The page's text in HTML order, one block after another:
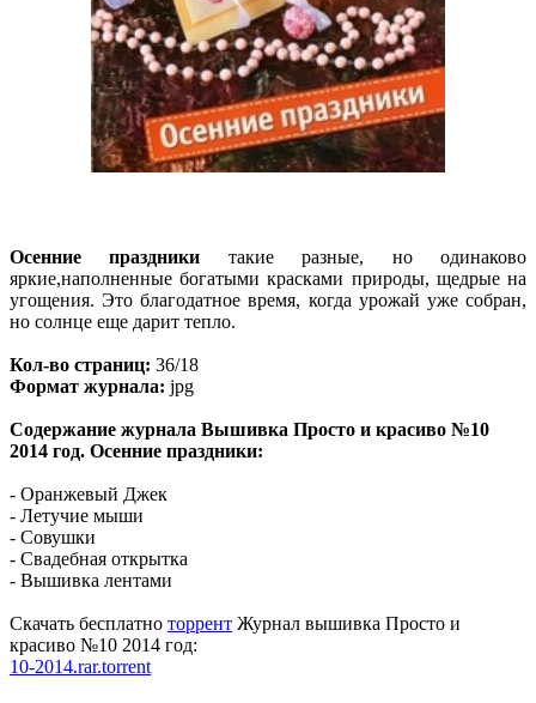
Осенние праздники такие разные, но одинаково
яркие,наполненные богатыми красками природы, щедрые на
угощения. Это благодатное время, когда урожай уже собран,
но солнце еще дарит теплo.
Кол-во страниц: 36/18
Формат журнала: jpg
Содержание журнала Вышивка Просто и красиво №10
2014 год. Осенние праздники:
- Оранжевый Джек
- Летучие мыши
- Совушки
- Свадебная открытка
- Вышивка лентами
Скачать бесплатно торрент Журнал вышивка Просто и
красиво №10 2014 год:
10-2014.rar.torrent